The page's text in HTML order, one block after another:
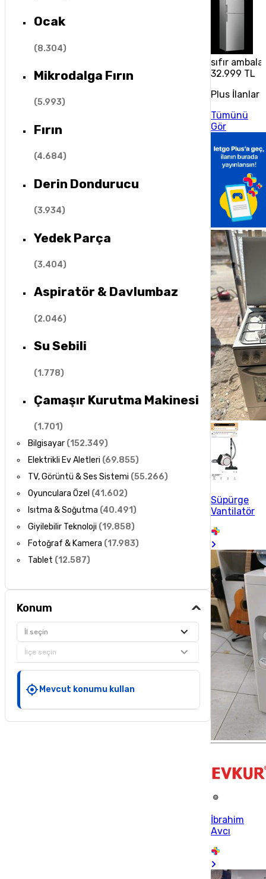
Ocak
(8.304)
Mikrodalga Fırın
(5.993)
Fırın
(4.684)
Derin Dondurucu
(3.934)
Yedek Parça
(3.404)
Aspiratör & Davlumbaz
(2.046)
Su Sebili
(1.778)
Çamaşır Kurutma Makinesi
(1.701)
Bilgisayar (152.349)
Elektrikli Ev Aletleri (69.855)
TV, Görüntü & Ses Sistemi (55.266)
Oyunculara Özel (41.602)
Isıtma & Soğutma (40.491)
Giyilebilir Teknoloji (19.858)
Fotoğraf & Kamera (17.983)
Tablet (12.587)
Konum
İl seçin
İlçe seçin
Mevcut konumu kullan
sıfır
32.999 TL
Plus İlanlar
Tümünü
Gör
Süpürge
Vantilatör
İbrahim
Avcı